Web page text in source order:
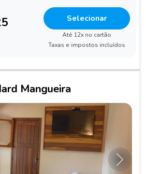
Selecionar
Até 12x no cartão
Taxas e impostos incluídos
Mangueira